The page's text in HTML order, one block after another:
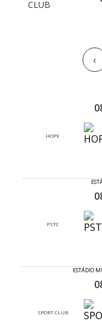
CLUB
‹
HOPE
PSTC
ESTÁDIO
SPORT CLUB